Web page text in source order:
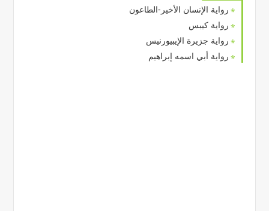
رواية الإنسان الأخير-الطاعون
رواية كيبس
رواية جزيرة الإيبيورنيس
رواية أبي اسمه إبراهيم